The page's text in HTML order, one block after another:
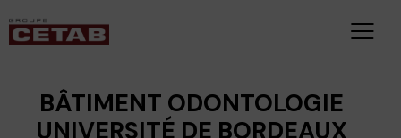
BÂTIMENT ODONTOLOGIE
UNIVERSITÉ DE BORDEAUX